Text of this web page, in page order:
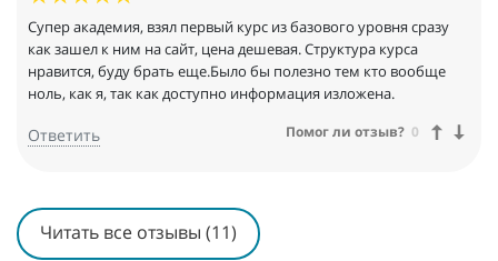
Супер академия, взял первый курс из базового уровня сразу
как зашел к ним на сайт, цена дешевая. Структура курса
нравится, буду брать еще.Было бы полезно тем кто вообще
ноль, как я, так как доступно информация изложена.
Ответить Помог ли отзыв? 0
Читать все отзывы (11)